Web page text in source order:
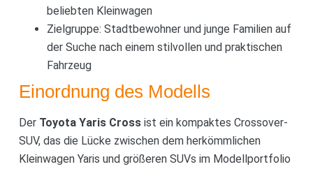
beliebten Kleinwagen
Zielgruppe: Stadtbewohner und junge Familien auf
der Suche nach einem stilvollen und praktischen
Fahrzeug
Einordnung des Modells
Der Toyota Yaris Crossist ein kompaktes Crossover-
SUV, das die Lücke zwischen dem herkömmlichen
Kleinwagen Yaris und größeren SUVs im Modellportfolio